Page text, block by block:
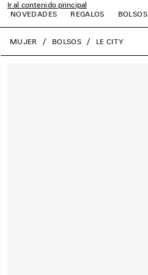
Ir al contenido principal
NOVEDADES
REGALOS BOLSOS
close the banner
MUJER BOLSOS LE CITY